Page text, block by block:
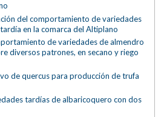
del comportamiento de variedades
en la comarca del Altiplano
de variedades de almendro
diversos patrones, en secano y riego
de quercus para producción de trufa
tardías de albaricoquero con dos